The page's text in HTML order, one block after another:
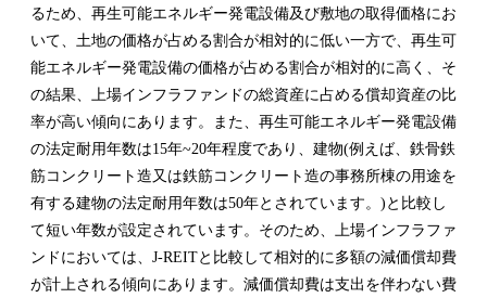
るため、再生可能エネルギー発電設備及び敷地の取得価格にお
いて、土地の価格が占める割合が相対的に低い一方で、再生可
能エネルギー発電設備の価格が占める割合が相対的に高く、そ
の結果、上場インフラファンドの総資産に占める償却資産の比
率が高い傾向にあります。また、再生可能エネルギー発電設備
の法定耐用年数は15年~20年程度であり、建物(例えば、鉄骨鉄
筋コンクリート造又は鉄筋コンクリート造の事務所棟の用途を
有する建物の法定耐用年数は50年とされています。)と比較し
て短い年数が設定されています。そのため、上場インフラファ
ンドにおいては、J-REITと比較して相対的に多額の減価償却費
が計上される傾向にあります。減価償却費は支出を伴わない費